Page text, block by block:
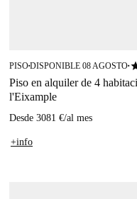
PISO■DISPONIBLE 08 AGOSTO■
Piso en alquiler de 4
l'Eixample
Desde 3081 €/al mes
+info